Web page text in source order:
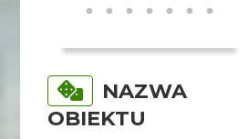
NAZWA
OBIEKTU